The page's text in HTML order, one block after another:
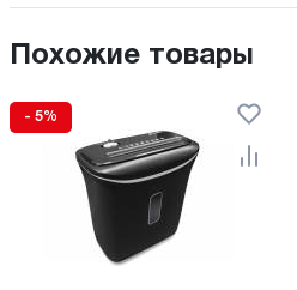
Похожие товары
- 5%